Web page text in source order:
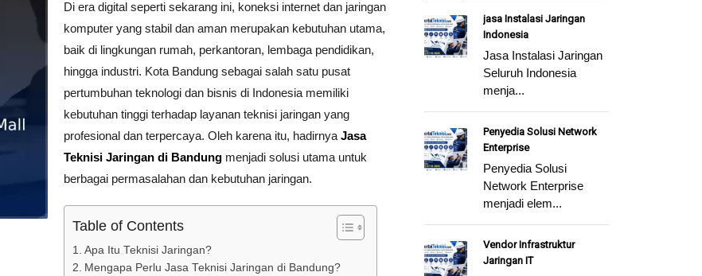
Di era digital seperti sekarang ini, koneksi internet dan jaringan
komputer yang stabil dan aman merupakan kebutuhan utama,
baik di lingkungan rumah, perkantoran, lembaga pendidikan,
hingga industri. Kota Bandung sebagai salah satu pusat
pertumbuhan teknologi dan bisnis di Indonesia memiliki
kebutuhan tinggi terhadap layanan teknisi jaringan yang
profesional dan terpercaya. Oleh karena itu, hadirnya Jasa
Teknisi Jaringan di Bandung menjadi solusi utama untuk
berbagai permasalahan dan kebutuhan jaringan.
Table of Contents
Apa Itu Teknisi Jaringan?
Mengapa Perlu Jasa Teknisi Jaringan di Bandung?
jasa Instalasi Jaringan
Indonesia
Jasa Instalasi Jaringan
Seluruh Indonesia
menja...
Penyedia Solusi Network
Enterprise
Penyedia Solusi
Network Enterprise
menjadi elem...
Vendor Infrastruktur
Jaringan IT